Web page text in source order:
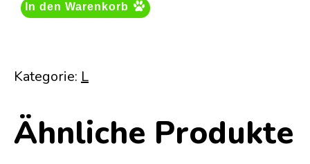
In den Warenkorb
Kategorie: L
Ähnliche Produkte